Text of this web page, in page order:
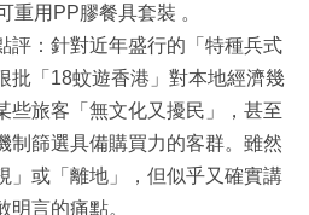
重用PP膠餐具套裝 。
評：針對近年盛行的「特種兵式
批「18蚊遊香港」對本地經濟幾
些旅客「無文化又擾民」，甚至
制篩選具備購買力的客群。雖然
」或「離地」，但似乎又確實講
明言的痛點。